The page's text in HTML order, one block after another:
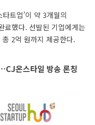
트업’이 약 3개월의
료했다. 선발된 기업에게는
2억 원까지 제공한다.
온스타일 방송 론칭